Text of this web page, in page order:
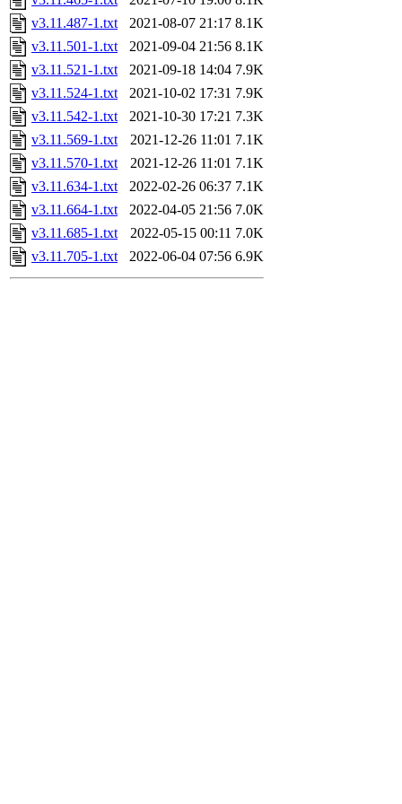
v3.11.487-1.txt
2021-08-07 21:17 8.1K
v3.11.501-1.txt
2021-09-04 21:56 8.1K
v3.11.521-1.txt
2021-09-18 14:04 7.9K
v3.11.524-1.txt
2021-10-02 17:31 7.9K
v3.11.542-1.txt
2021-10-30 17:21 7.3K
v3.11.569-1.txt
2021-12-26 11:01 7.1K
v3.11.570-1.txt
2021-12-26 11:01 7.1K
v3.11.634-1.txt
2022-02-26 06:37 7.1K
v3.11.664-1.txt
2022-04-05 21:56 7.0K
v3.11.685-1.txt
2022-05-15 00:11 7.0K
v3.11.705-1.txt
2022-06-04 07:56 6.9K